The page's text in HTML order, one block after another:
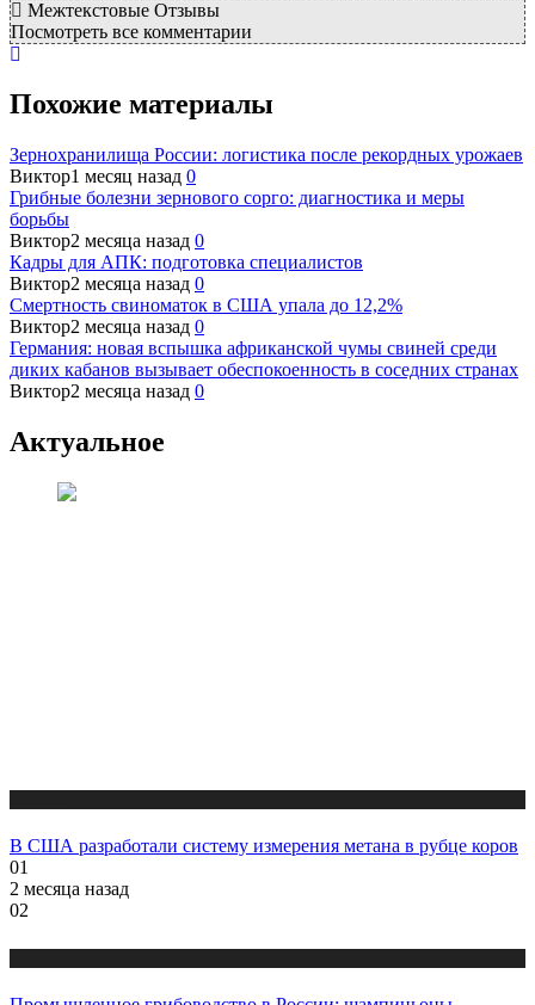
Межтекстовые Отзывы
Посмотреть все комментарии
Похожие материалы
Зернохранилища России: логистика после рекордных урожаев
Виктор1 месяц назад 0
Грибные болезни зернового сорго: диагностика и меры
борьбы
Виктор2 месяца назад 0
Кадры для АПК: подготовка специалистов
Виктор2 месяца назад 0
Смертность свиноматок в США упала до 12,2%
Виктор2 месяца назад 0
Германия: новая вспышка африканской чумы свиней среди
диких кабанов вызывает обеспокоенность в соседних странах
Виктор2 месяца назад 0
Актуальное
В США разработали систему измерения метана в рубце коров
01
2 месяца назад
02